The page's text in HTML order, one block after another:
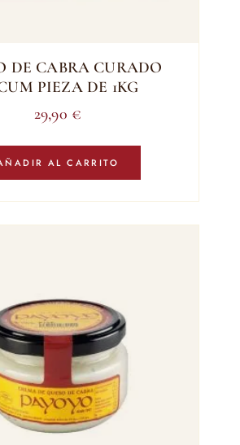
DE CABRA CURADO
PIEZA DE 1KG
29,90 €
AL CARRITO